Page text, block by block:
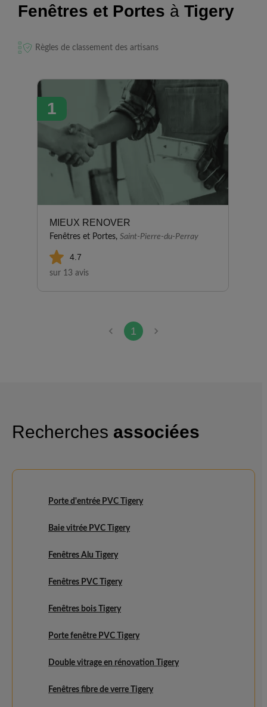
Fenêtres et Portes à Tigery
Règles de classement des artisans
1
MIEUX RENOVER
Fenêtres et Portes, Saint-Pierre-du-Perray
4.7
sur 13 avis
1
Recherches associées
Porte d'entrée PVC Tigery
Baie vitrée PVC Tigery
Fenêtres Alu Tigery
Fenêtres PVC Tigery
Fenêtres bois Tigery
Porte fenêtre PVC Tigery
Double vitrage en rénovation Tigery
Fenêtres fibre de verre Tigery